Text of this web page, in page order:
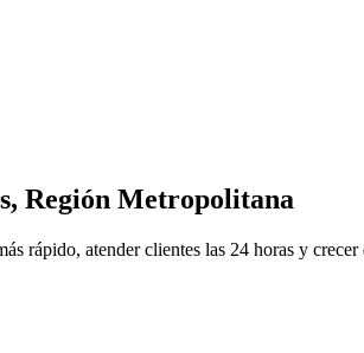
Región Metropolitana
rápido, atender clientes las 24 horas y